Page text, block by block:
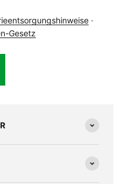
·
Gesetz